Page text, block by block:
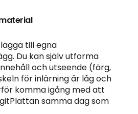
till egna
Du kan själv utforma
och utseende (färg,
för inlärning är låg och
komma igång med att
samma dag som